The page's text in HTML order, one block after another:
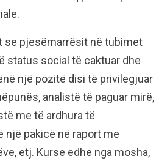
se pjesëmarrësit në tubimet
status social të caktuar dhe
një pozitë disi të privilegjuar
analistë të paguar mirë,
me të ardhura të
një pakicë në raport me
etj. Kurse edhe nga mosha,